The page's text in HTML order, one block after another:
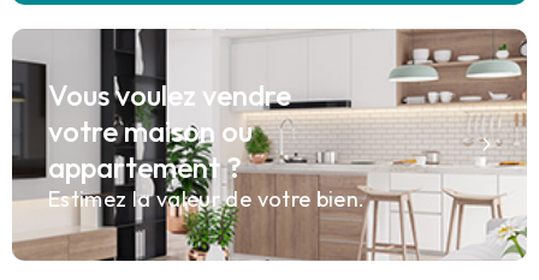
Vous voulez vendre
votre maison ou
appartement ?
Estimez la valeur de votre bien.